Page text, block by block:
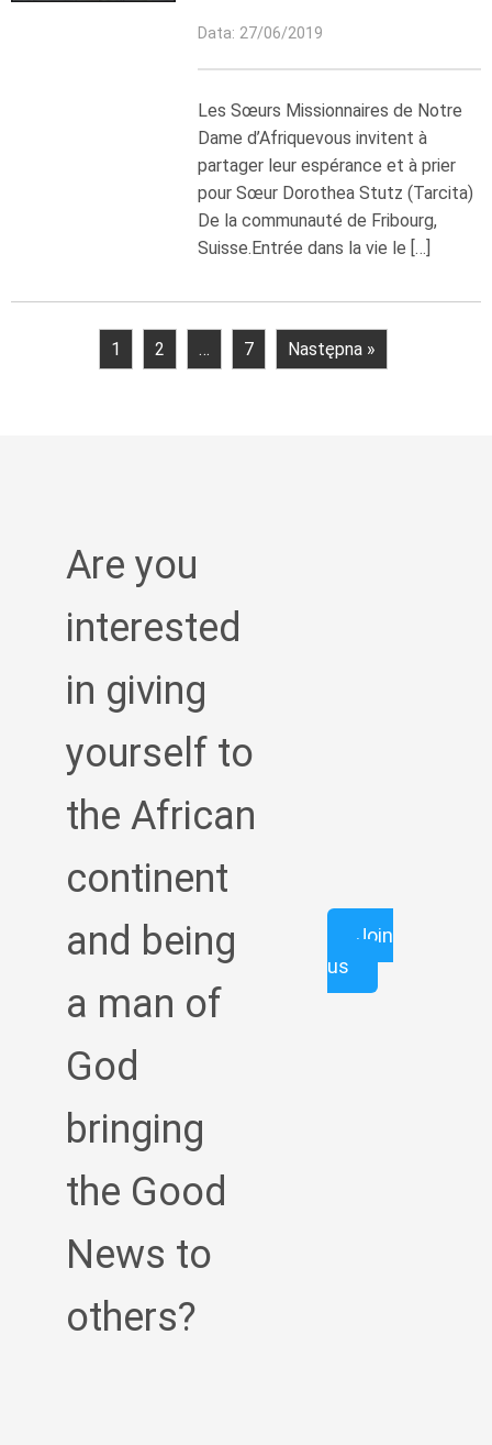
Data: 27/06/2019
Les Sœurs Missionnaires de Notre
Dame d’Afriquevous invitent à
partager leur espérance et à prier
pour Sœur Dorothea Stutz (Tarcita)
De la communauté de Fribourg,
Suisse.Entrée dans la vie le […]
1 2 … 7 Następna »
Are you
interested
in giving
yourself to
the African
continent
and being
a man of
God
bringing
the Good
News to
others?
Join
us